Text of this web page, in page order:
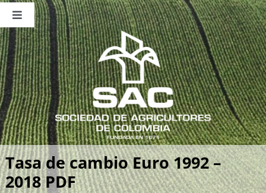
Saltar
contenido
Toggle
Navigation
Nosotros
Publicaciones
Sala de Prensa
Eventos
Tasa de cambio Euro 1992 –
2018 PDF